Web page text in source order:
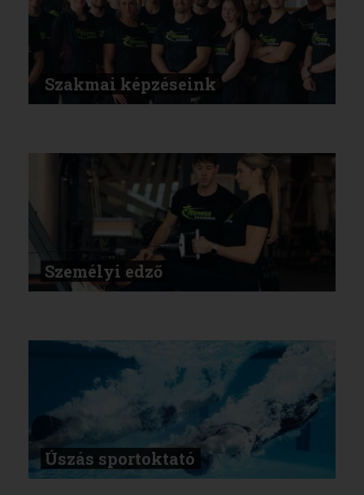
Szakmai képzéseink
Személyi edző
Úszás sportoktató